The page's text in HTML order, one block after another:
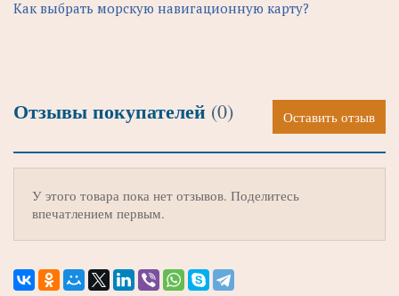
Как выбрать морскую навигационную карту?
Отзывы покупателей (0) Оставить отзыв
У этого товара пока нет отзывов. Поделитесь
впечатлением первым.